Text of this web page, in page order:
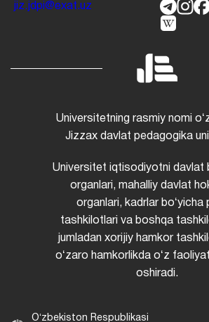
jiz.jdpi@exat.uz
Universitetning rasmiy nomi
Jizzax davlat pedagogika
Universitet iqtisodiyotni davlat
organlari, mahalliy davlat
organlari, kadrlar boʻyicha
tashkilotlari va boshqa
jumladan xorijiy hamkor
oʻzaro hamkorlikda oʻz
oshiradi.
Oʻzbekiston Respublikasi